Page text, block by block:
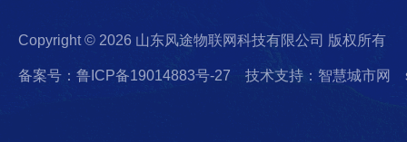
Copyright © 2026 山东风途物联网科技有限公司 版权所有
备案号：鲁ICP备19014883号-27 技术支持：智慧城市网